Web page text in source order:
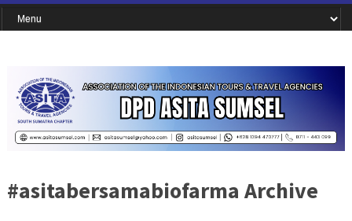
#asitabersamabiofarma Archive